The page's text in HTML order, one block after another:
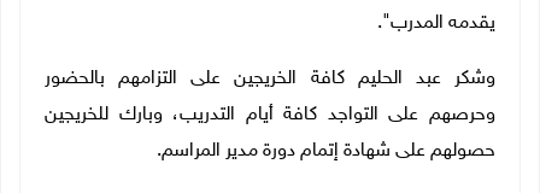
يقدمه المدرب".
وشكر عبد الحليم كافة الخريجين على التزامهم بالحضور
وحرصهم على التواجد كافة أيام التدريب، وبارك للخريجين
حصولهم على شهادة إتمام دورة مدير المراسم.